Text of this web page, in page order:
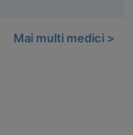
Mai multi medici >